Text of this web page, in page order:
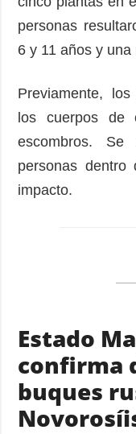
personas
6 y 11 años y una
Previamente,
los cuerpos de
escombros.
personas
impacto.
Estado
confirma
buques